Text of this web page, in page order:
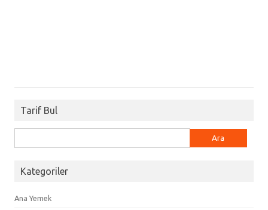
Tarif Bul
Kategoriler
Ana Yemek